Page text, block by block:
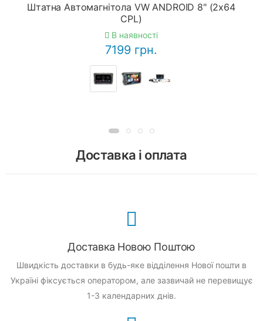
Штатна Автомагнітола VW ANDROID 8" (2x64
CPL)
В наявності
7199 грн.
Доставка і оплата
Доставка Новою Поштою
Швидкість доставки в будь-яке відділення Нової пошти в
Україні фіксується оператором, але зазвичай не перевищує
1-3 календарних днів.